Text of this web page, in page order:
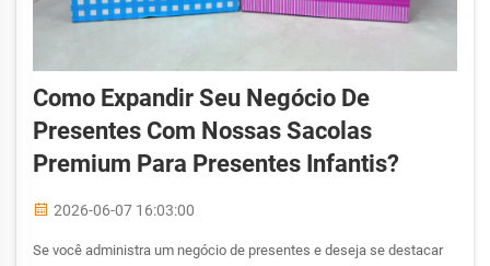
Como Expandir Seu Negócio De
Presentes Com Nossas Sacolas
Premium Para Presentes Infantis?
2026-06-07 16:03:00
Se você administra um negócio de presentes e deseja se destacar